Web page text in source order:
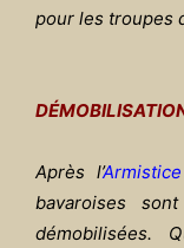
pour les troupes
Après l’Armistice
bavaroises
démobilisées.